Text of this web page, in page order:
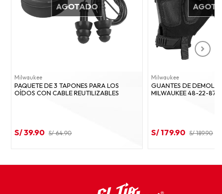
AGOTADO
Milwaukee
PAQUETE DE 3 TAPONES PARA LOS
OÍDOS CON CABLE REUTILIZABLES
S/ 39.90 S/ 64.90
Milwaukee
GUANTES DE
MILWAUKEE 48-22-8731
S/ 179.90 S/ 189.90